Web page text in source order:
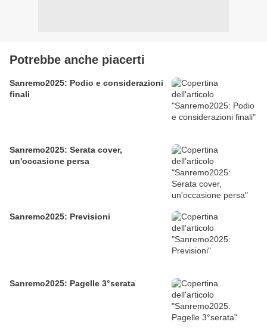
Potrebbe anche piacerti
Sanremo2025: Podio e considerazioni
finali
Sanremo2025: Serata cover,
un'occasione persa
Sanremo2025: Previsioni
Sanremo2025: Pagelle 3°serata